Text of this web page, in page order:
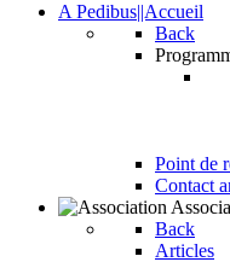
A Pedibus||Accueil
Back
Point de
Contact
Back
Articles